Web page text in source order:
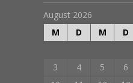
August 2026
M
D M D
3
4 5 6